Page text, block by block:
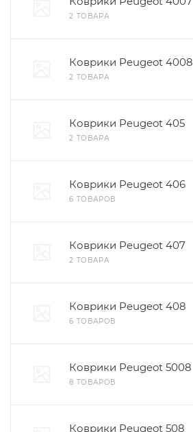
2 ТОВАРА
Коврики Peugeot 4008
2 ТОВАРА
Коврики Peugeot 405
2 ТОВАРА
Коврики Peugeot 406
6 ТОВАРОВ
Коврики Peugeot 407
2 ТОВАРА
Коврики Peugeot 408
6 ТОВАРОВ
Коврики Peugeot 5008
8 ТОВАРОВ
Коврики Peugeot 508